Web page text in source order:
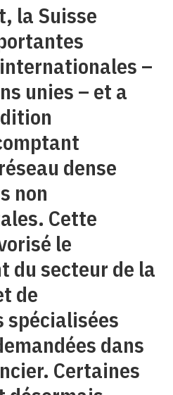
la Suisse
–
unies – et a
dense
non
Cette
le
du secteur de la
de
spécialisées
dans
Certaines